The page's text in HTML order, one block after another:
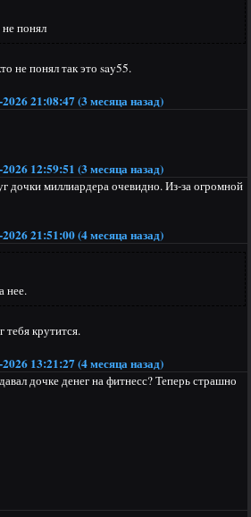
понял
не понял так это say55.
21:08:47 (3 месяца назад)
12:59:51 (3 месяца назад)
дочки миллиардера очевидно. Из-за огромной
21:51:00 (4 месяца назад)
нее.
крутится.
13:21:27 (4 месяца назад)
дочке денег на фитнесс? Теперь страшно